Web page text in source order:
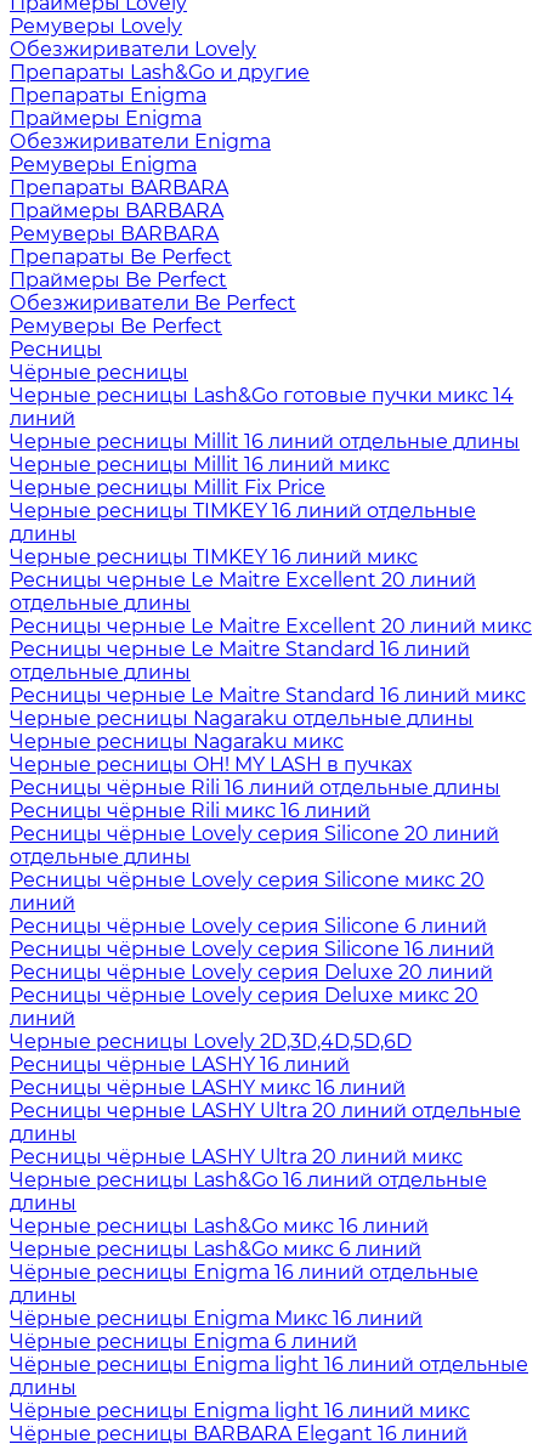
Ремуверы Lovely
Обезжириватели Lovely
Препараты Lash&Go и другие
Препараты Enigma
Праймеры Enigma
Обезжириватели Enigma
Ремуверы Enigma
Препараты BARBARA
Праймеры BARBARA
Ремуверы BARBARA
Препараты Be Perfect
Праймеры Be Perfect
Обезжириватели Be Perfect
Ремуверы Be Perfect
Ресницы
Чёрные ресницы
Черные ресницы Lash&Go готовые пучки микс 14
линий
Черные ресницы Millit 16 линий отдельные длины
Черные ресницы Millit 16 линий микс
Черные ресницы Millit Fix Price
Черные ресницы TIMKEY 16 линий отдельные
длины
Черные ресницы TIMKEY 16 линий микс
Ресницы черные Le Maitre Excellent 20 линий
отдельные длины
Ресницы черные Le Maitre Excellent 20 линий микс
Ресницы черные Le Maitre Standard 16 линий
отдельные длины
Ресницы черные Le Maitre Standard 16 линий микс
Черные ресницы Nagaraku отдельные длины
Черные ресницы Nagaraku микс
Черные ресницы OH! MY LASH в пучках
Ресницы чёрные Rili 16 линий отдельные длины
Ресницы чёрные Rili микс 16 линий
Ресницы чёрные Lovely серия Silicone 20 линий
отдельные длины
Ресницы чёрные Lovely серия Silicone микс 20
линий
Ресницы чёрные Lovely серия Silicone 6 линий
Ресницы чёрные Lovely серия Silicone 16 линий
Ресницы чёрные Lovely серия Deluxe 20 линий
Ресницы чёрные Lovely серия Deluxe микс 20
линий
Черные ресницы Lovely 2D,3D,4D,5D,6D
Ресницы чёрные LASHY 16 линий
Ресницы чёрные LASHY микс 16 линий
Ресницы черные LASHY Ultra 20 линий отдельные
длины
Ресницы чёрные LASHY Ultra 20 линий микс
Черные ресницы Lash&Go 16 линий отдельные
длины
Черные ресницы Lash&Go микс 16 линий
Черные ресницы Lash&Go микс 6 линий
Чёрные ресницы Enigma 16 линий отдельные
длины
Чёрные ресницы Enigma Микс 16 линий
Чёрные ресницы Enigma 6 линий
Чёрные ресницы Enigma light 16 линий отдельные
длины
Чёрные ресницы Enigma light 16 линий микс
Чёрные ресницы BARBARA Elegant 16 линий